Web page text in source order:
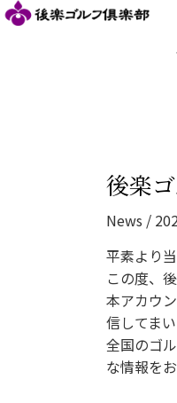
内
後楽
News /
平素より
この度、
本アカウ
信してまい
全国のゴ
な情報を